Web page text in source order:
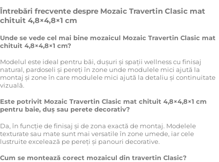
Întrebări frecvente despre Mozaic Travertin Clasic mat
chituit 4,8×4,8×1 cm
Unde se vede cel mai bine mozaicul Mozaic Travertin Clasic mat
chituit 4,8×4,8×1 cm?
Modelul este ideal pentru băi, dușuri și spații wellness cu finisaj
natural, pardoseli și pereți în zone unde modulele mici ajută la
montaj și zone în care modulele mici ajută la detaliu și continuitate
vizuală.
Este potrivit Mozaic Travertin Clasic mat chituit 4,8×4,8×1 cm
pentru baie, duș sau perete decorativ?
Da, în funcție de finisaj și de zona exactă de montaj. Modelele
texturate sau mate sunt mai versatile în zone umede, iar cele
lustruite excelează pe pereți și panouri decorative.
Cum se montează corect mozaicul din travertin Clasic?